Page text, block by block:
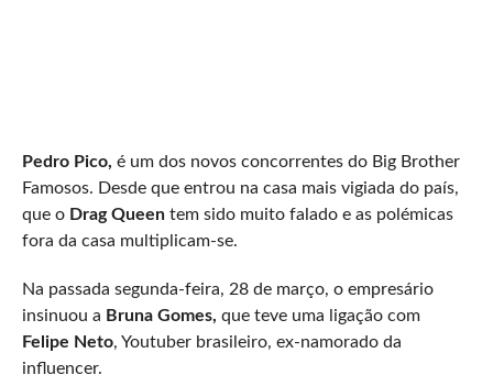
Pedro Pico, é um dos novos concorrentes do Big Brother
Famosos. Desde que entrou na casa mais vigiada do país,
que o Drag Queen tem sido muito falado e as polémicas
fora da casa multiplicam-se.
Na passada segunda-feira, 28 de março, o empresário
insinuou a Bruna Gomes, que teve uma ligação com
Felipe Neto, Youtuber brasileiro, ex-namorado da
influencer.